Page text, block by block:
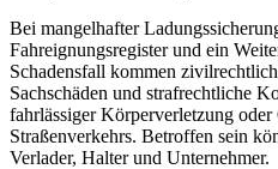
Bei mangelhafter
Fahreignungsregister und ein
Schadensfall kommen
Sachschäden und strafrechtliche
fahrlässiger Körperverletzung oder
Straßenverkehrs. Betroffen sein
Verlader, Halter und Unternehmer.